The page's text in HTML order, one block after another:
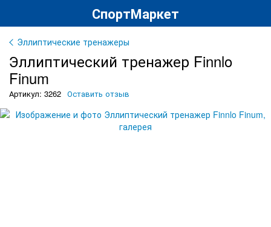
СпортМаркет
Эллиптические тренажеры
Эллиптический тренажер Finnlo
Finum
Артикул: 3262 Оставить отзыв